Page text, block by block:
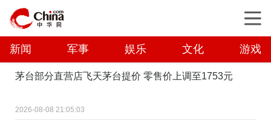
新闻 军事 娱乐 文化 游戏
茅台部分直营店飞天茅台提价 零售价上调至1753元
2026-08-08 21:05:03